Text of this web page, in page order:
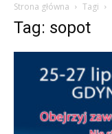
Strona główna Tagi
Tag: sopot